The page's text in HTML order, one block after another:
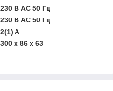
230 В AC 50 Гц
230 В AC 50 Гц
2(1) A
300 x 86 x 63